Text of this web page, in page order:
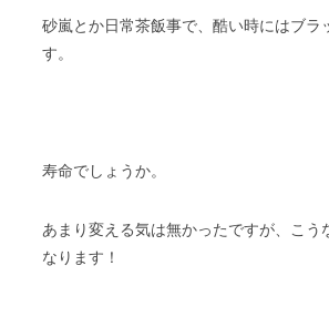
砂嵐とか日常茶飯事で、酷い時にはブラ
す。
寿命でしょうか。
あまり変える気は無かったですが、こう
なります！